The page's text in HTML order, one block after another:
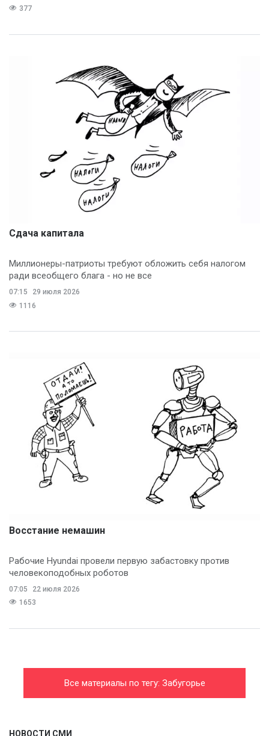
377
Сдача капитала
Миллионеры-патриоты требуют обложить себя налогом
ради всеобщего блага - но не все
07:15
29 июля 2026
1116
Восстание немашин
Рабочие Hyundai провели первую забастовку против
человекоподобных роботов
07:05
22 июля 2026
1653
Все материалы по тегу: Забугорье
НОВОСТИ СМИ